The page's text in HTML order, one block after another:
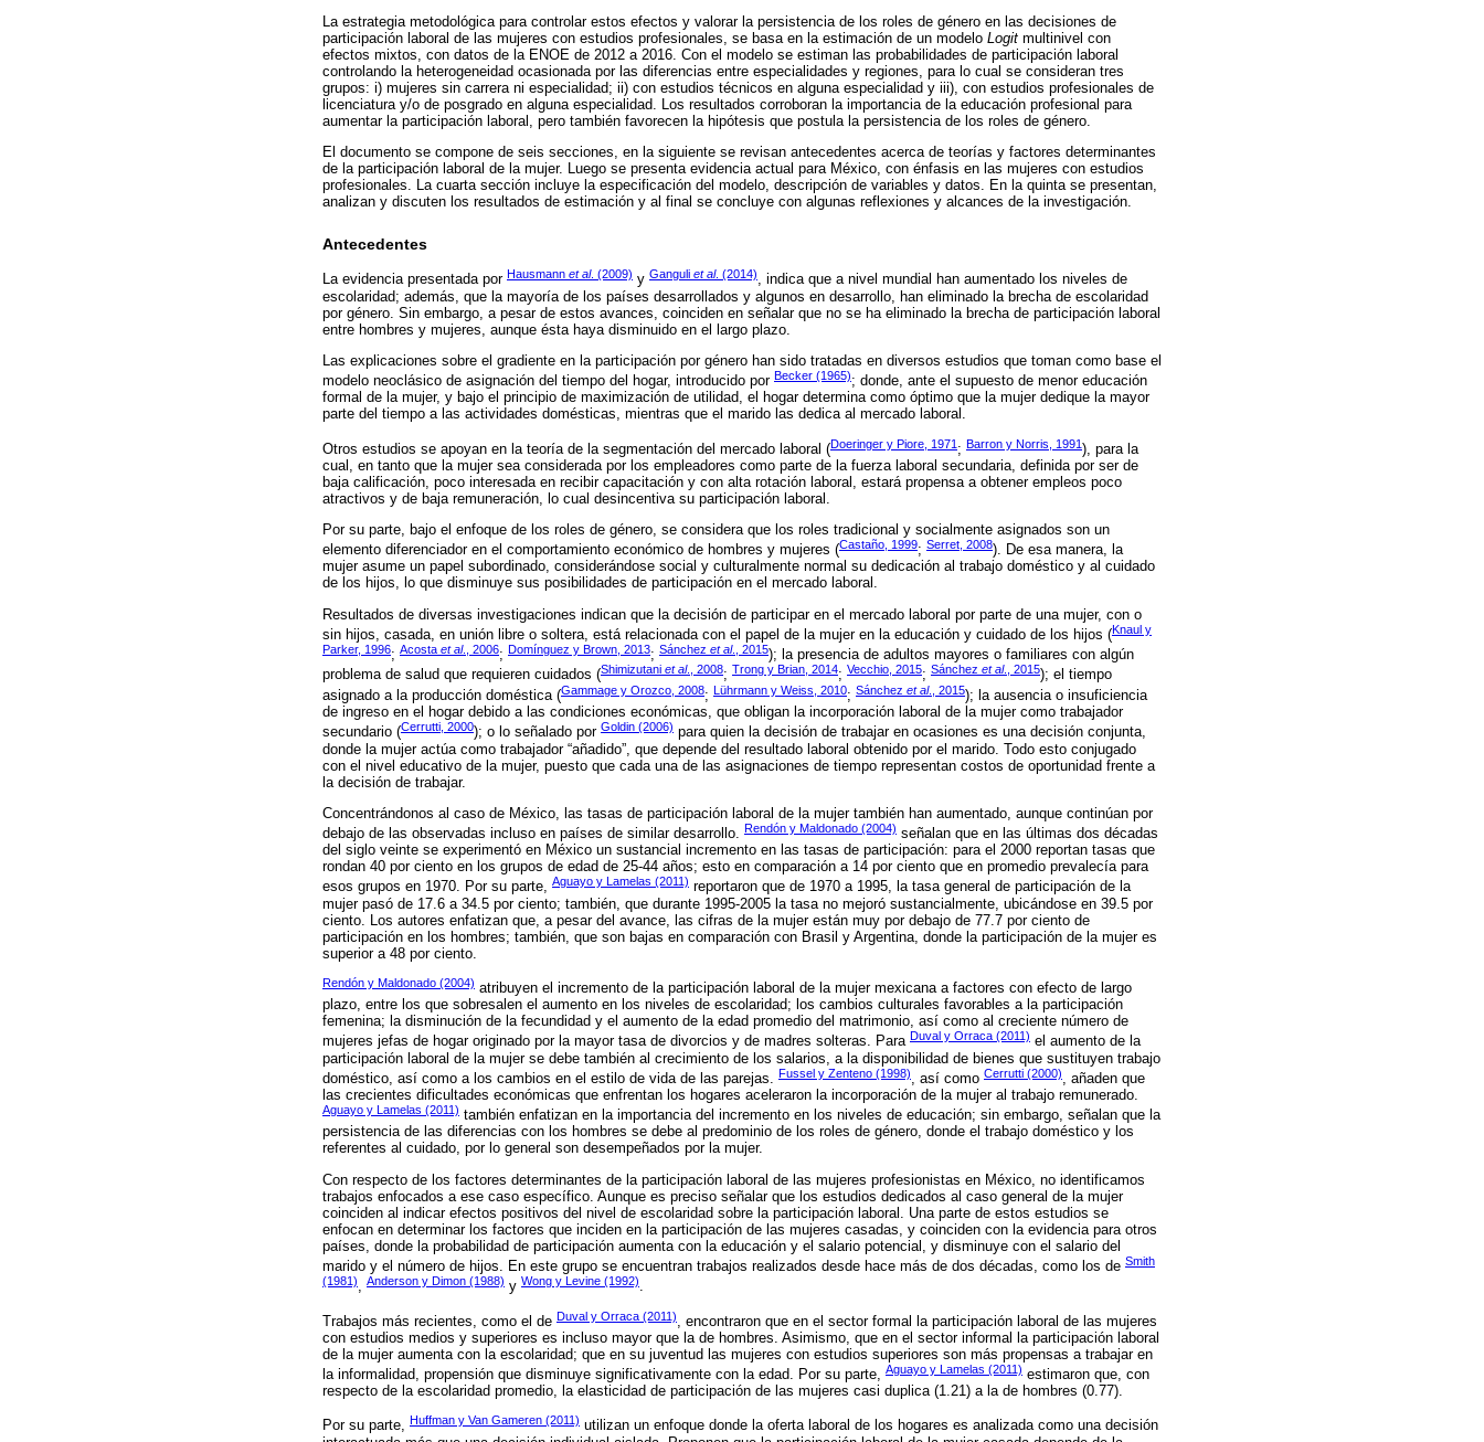
La estrategia metodológica para controlar estos efectos y valorar la persistencia de los roles de género en las decisiones de
participación laboral de las mujeres con estudios profesionales, se basa en la estimación de un modelo Logit multinivel con
efectos mixtos, con datos de la ENOE de 2012 a 2016. Con el modelo se estiman las probabilidades de participación laboral
controlando la heterogeneidad ocasionada por las diferencias entre especialidades y regiones, para lo cual se consideran tres
grupos: i) mujeres sin carrera ni especialidad; ii) con estudios técnicos en alguna especialidad y iii), con estudios profesionales de
licenciatura y/o de posgrado en alguna especialidad. Los resultados corroboran la importancia de la educación profesional para
aumentar la participación laboral, pero también favorecen la hipótesis que postula la persistencia de los roles de género.
El documento se compone de seis secciones, en la siguiente se revisan antecedentes acerca de teorías y factores determinantes
de la participación laboral de la mujer. Luego se presenta evidencia actual para México, con énfasis en las mujeres con estudios
profesionales. La cuarta sección incluye la especificación del modelo, descripción de variables y datos. En la quinta se presentan,
analizan y discuten los resultados de estimación y al final se concluye con algunas reflexiones y alcances de la investigación.
Antecedentes
La evidencia presentada por Hausmann et al. (2009) y Ganguli et al. (2014), indica que a nivel mundial han aumentado los niveles de
escolaridad; además, que la mayoría de los países desarrollados y algunos en desarrollo, han eliminado la brecha de escolaridad
por género. Sin embargo, a pesar de estos avances, coinciden en señalar que no se ha eliminado la brecha de participación laboral
entre hombres y mujeres, aunque ésta haya disminuido en el largo plazo.
Las explicaciones sobre el gradiente en la participación por género han sido tratadas en diversos estudios que toman como base el
modelo neoclásico de asignación del tiempo del hogar, introducido por Becker (1965); donde, ante el supuesto de menor educación
formal de la mujer, y bajo el principio de maximización de utilidad, el hogar determina como óptimo que la mujer dedique la mayor
parte del tiempo a las actividades domésticas, mientras que el marido las dedica al mercado laboral.
Otros estudios se apoyan en la teoría de la segmentación del mercado laboral (Doeringer y Piore, 1971 ; Barron y Norris, 1991), para la
cual, en tanto que la mujer sea considerada por los empleadores como parte de la fuerza laboral secundaria, definida por ser de
baja calificación, poco interesada en recibir capacitación y con alta rotación laboral, estará propensa a obtener empleos poco
atractivos y de baja remuneración, lo cual desincentiva su participación laboral.
Por su parte, bajo el enfoque de los roles de género, se considera que los roles tradicional y socialmente asignados son un
elemento diferenciador en el comportamiento económico de hombres y mujeres (Castaño, 1999; Serret, 2008). De esa manera, la
mujer asume un papel subordinado, considerándose social y culturalmente normal su dedicación al trabajo doméstico y al cuidado
de los hijos, lo que disminuye sus posibilidades de participación en el mercado laboral.
Resultados de diversas investigaciones indican que la decisión de participar en el mercado laboral por parte de una mujer, con o
sin hijos, casada, en unión libre o soltera, está relacionada con el papel de la mujer en la educación y cuidado de los hijos (Knaul y
Parker, 1996; Acosta et al., 2006; Domínguez y Brown, 2013; Sánchez et al., 2015); la presencia de adultos mayores o familiares con algún
problema de salud que requieren cuidados (Shimizutani et al., 2008; Trong y Brian, 2014; Vecchio, 2015; Sánchez et al., 2015); el tiempo
asignado a la producción doméstica (Gammage y Orozco, 2008; Lührmann y Weiss, 2010; Sánchez et al., 2015); la ausencia o insuficiencia
de ingreso en el hogar debido a las condiciones económicas, que obligan la incorporación laboral de la mujer como trabajador
secundario (Cerrutti, 2000); o lo señalado por Goldin (2006) para quien la decisión de trabajar en ocasiones es una decisión conjunta,
donde la mujer actúa como trabajador “añadido”, que depende del resultado laboral obtenido por el marido. Todo esto conjugado
con el nivel educativo de la mujer, puesto que cada una de las asignaciones de tiempo representan costos de oportunidad frente a
la decisión de trabajar.
Concentrándonos al caso de México, las tasas de participación laboral de la mujer también han aumentado, aunque continúan por
debajo de las observadas incluso en países de similar desarrollo. Rendón y Maldonado (2004) señalan que en las últimas dos décadas
del siglo veinte se experimentó en México un sustancial incremento en las tasas de participación: para el 2000 reportan tasas que
rondan 40 por ciento en los grupos de edad de 25-44 años; esto en comparación a 14 por ciento que en promedio prevalecía para
esos grupos en 1970. Por su parte, Aguayo y Lamelas (2011) reportaron que de 1970 a 1995, la tasa general de participación de la
mujer pasó de 17.6 a 34.5 por ciento; también, que durante 1995-2005 la tasa no mejoró sustancialmente, ubicándose en 39.5 por
ciento. Los autores enfatizan que, a pesar del avance, las cifras de la mujer están muy por debajo de 77.7 por ciento de
participación en los hombres; también, que son bajas en comparación con Brasil y Argentina, donde la participación de la mujer es
superior a 48 por ciento.
Rendón y Maldonado (2004) atribuyen el incremento de la participación laboral de la mujer mexicana a factores con efecto de largo
plazo, entre los que sobresalen el aumento en los niveles de escolaridad; los cambios culturales favorables a la participación
femenina; la disminución de la fecundidad y el aumento de la edad promedio del matrimonio, así como al creciente número de
mujeres jefas de hogar originado por la mayor tasa de divorcios y de madres solteras. Para Duval y Orraca (2011) el aumento de la
participación laboral de la mujer se debe también al crecimiento de los salarios, a la disponibilidad de bienes que sustituyen trabajo
doméstico, así como a los cambios en el estilo de vida de las parejas.
Fussel y Zenteno (1998) , así como Cerrutti (2000)
, añaden que
las crecientes dificultades económicas que enfrentan los hogares aceleraron la incorporación de la mujer al trabajo remunerado.
Aguayo y Lamelas (2011) también enfatizan en la importancia del incremento en los niveles de educación; sin embargo, señalan que la
persistencia de las diferencias con los hombres se debe al predominio de los roles de género, donde el trabajo doméstico y los
referentes al cuidado, por lo general son desempeñados por la mujer.
Con respecto de los factores determinantes de la participación laboral de las mujeres profesionistas en México, no identificamos
trabajos enfocados a ese caso específico. Aunque es preciso señalar que los estudios dedicados al caso general de la mujer
coinciden al indicar efectos positivos del nivel de escolaridad sobre la participación laboral. Una parte de estos estudios se
enfocan en determinar los factores que inciden en la participación de las mujeres casadas, y coinciden con la evidencia para otros
países, donde la probabilidad de participación aumenta con la educación y el salario potencial, y disminuye con el salario del
marido y el número de hijos. En este grupo se encuentran trabajos realizados desde hace más de dos décadas, como los de Smith
(1981), Anderson y Dimon (1988) y Wong y Levine (1992).
Trabajos más recientes, como el de Duval y Orraca (2011)
, encontraron que en el sector formal la participación laboral de las mujeres
con estudios medios y superiores es incluso mayor que la de hombres. Asimismo, que en el sector informal la participación laboral
de la mujer aumenta con la escolaridad; que en su juventud las mujeres con estudios superiores son más propensas a trabajar en
la informalidad, propensión que disminuye significativamente con la edad. Por su parte, Aguayo y Lamelas (2011) estimaron que, con
respecto de la escolaridad promedio, la elasticidad de participación de las mujeres casi duplica (1.21) a la de hombres (0.77).
Por su parte, Huffman y Van Gameren (2011) utilizan un enfoque donde la oferta laboral de los hogares es analizada como una decisión